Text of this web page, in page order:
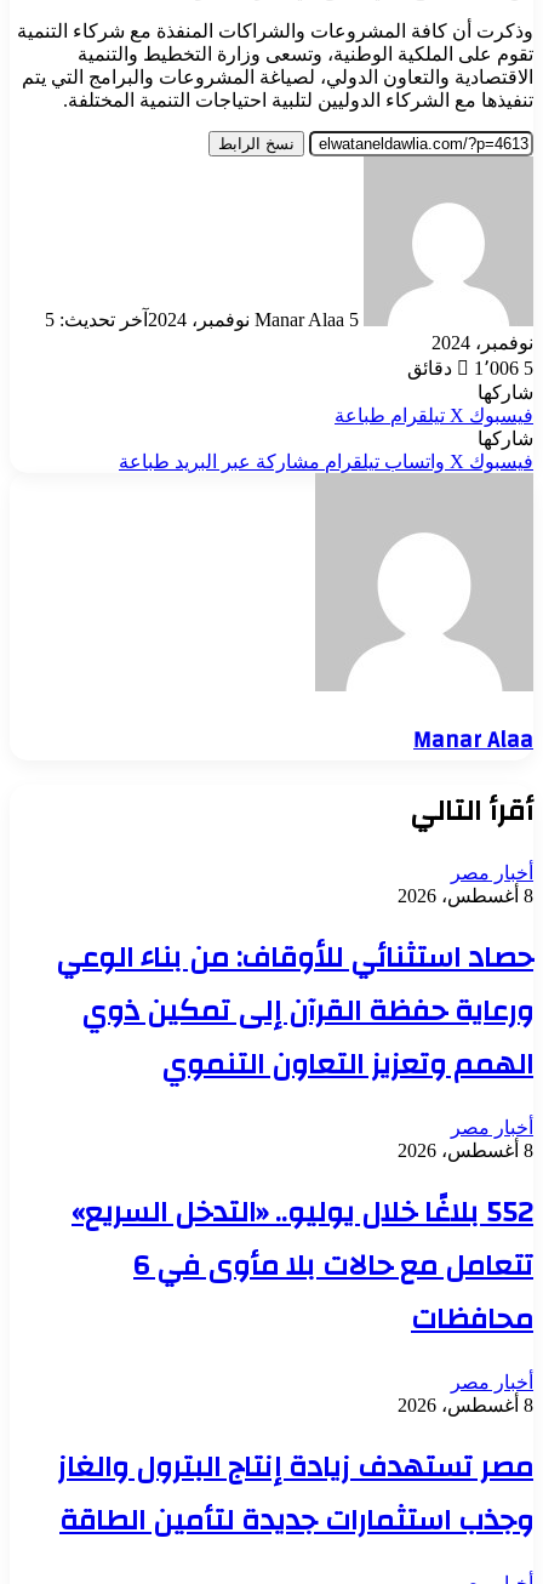
وذكرت أن كافة المشروعات والشراكات المنفذة مع شركاء التنمية
تقوم على الملكية الوطنية، وتسعى وزارة التخطيط والتنمية
الاقتصادية والتعاون الدولي، لصياغة المشروعات والبرامج التي يتم
تنفيذها مع الشركاء الدوليين لتلبية احتياجات التنمية المختلفة.
نسخ الرابط
Manar Alaa 5 نوفمبر، 2024
آخر تحديث: 5
نوفمبر، 2024
1٬006 5 دقائق
شاركها
فيسبوك ‫X تيلقرام طباعة
شاركها
فيسبوك ‫X واتساب تيلقرام مشاركة عبر البريد طباعة
Manar Alaa
أقرأ التالي
أخبار مصر
8 أغسطس، 2026
حصاد استثنائي للأوقاف: من بناء الوعي
ورعاية حفظة القرآن إلى تمكين ذوي
الهمم وتعزيز التعاون التنموي
أخبار مصر
8 أغسطس، 2026
552 بلاغًا خلال يوليو.. «التدخل السريع»
تتعامل مع حالات بلا مأوى في 6
محافظات
أخبار مصر
8 أغسطس، 2026
مصر تستهدف زيادة إنتاج البترول والغاز
وجذب استثمارات جديدة لتأمين الطاقة